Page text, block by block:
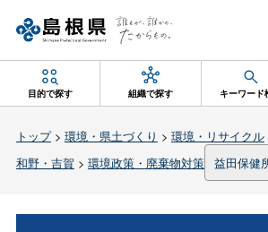
目的で探す 組織で探す キーワード
トップ> 環境・県土づくり > 環境・リサイクル
和野・吉賀 > 環境政策・廃棄物対策 益田保健